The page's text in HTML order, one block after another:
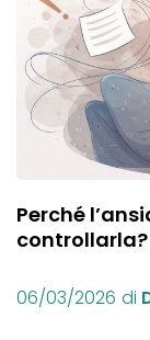
Perché
controllarla?
06/03/2026 di